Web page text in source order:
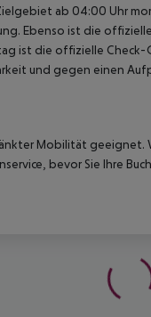
ab 04:00 Uhr
Ebenso ist die
ist die offizielle
und gegen einen
Mobilität
bevor Sie Ihre